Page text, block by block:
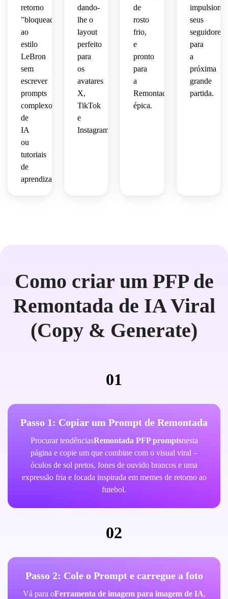
retorno
"bloqueada"
ao
estilo
LeBron
sem
escrever
prompts
complexos
de
IA
ou
tutoriais
de
aprendizagem.
dando-
lhe o
layout
perfeito
para
os
avatares
X,
TikTok
e
Instagram.
de
rosto
frio,
e
pronto
para
a
Remontada
épica.
impulsionar
seus
seguidores
para
a
próxima
grande
partida.
Como criar um PFP de
Remontada de IA Viral
(Copy & Generate)
01
Passo 1: Copiar um Prompt de Remontada
Procurar tendênciasRemontada PFP promptsnesta
página e copie um que combine com o visual viral –
óculos de sol pretos, fones de ouvido brancos e uma
expressão fria e focada inspirada em memes de retorno ao
futebol.
02
Passo 2: Cole o Prompt e carregue a foto
Vá para oFerramenta de imagem para imagem de IA,